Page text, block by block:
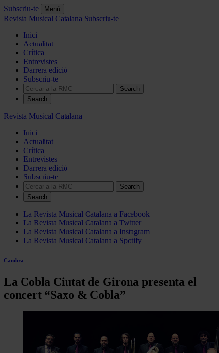
Subscriu-te Menú
Revista Musical Catalana Subscriu-te
Inici
Actualitat
Crítica
Entrevistes
Darrera edició
Subscriu-te
Search
Revista Musical Catalana
Inici
Actualitat
Crítica
Entrevistes
Darrera edició
Subscriu-te
Search
La Revista Musical Catalana a Facebook
La Revista Musical Catalana a Twitter
La Revista Musical Catalana a Instagram
La Revista Musical Catalana a Spotify
Cambra
La Cobla Ciutat de Girona presenta el
concert “Saxo & Cobla”